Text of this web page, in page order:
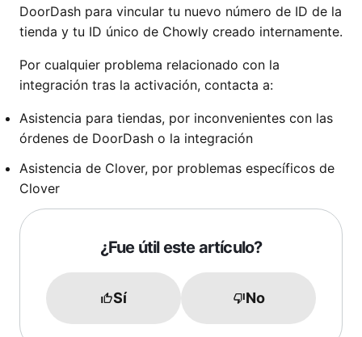
DoorDash para vincular tu nuevo número de ID de la
tienda y tu ID único de Chowly creado internamente.
Por cualquier problema relacionado con la
integración tras la activación, contacta a:
Asistencia para tiendas, por inconvenientes con las
órdenes de DoorDash o la integración
Asistencia de Clover, por problemas específicos de
Clover
¿Fue útil este artículo?
Sí No